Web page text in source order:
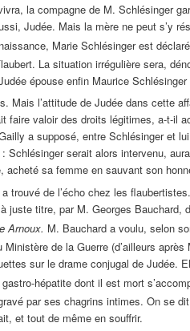
la compagne de M. Schlésinger
Judée. Mais la mère ne peut s’y
Marie Schlésinger est
La situation irrégulière sera,
épouse enfin Maurice
Mais l’attitude de Judée dans cette
faire valoir des droits légitimes, a-t-il
a supposé, entre Schlésinger et
: Schlésinger serait alors intervenu,
acheté sa femme en sauvant son
trouvé de l’écho chez les
juste titre, par M. Georges Bauchard,
Arnoux. M. Bauchard a voulu, selon
de la Guerre (d’ailleurs
sur le drame conjugal de Judée.
hépatite dont il est mort
par ses chagrins intimes. On se
et tout de même en souffrir.